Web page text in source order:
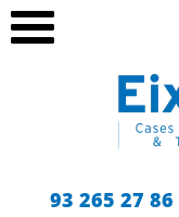
93 265 27 86